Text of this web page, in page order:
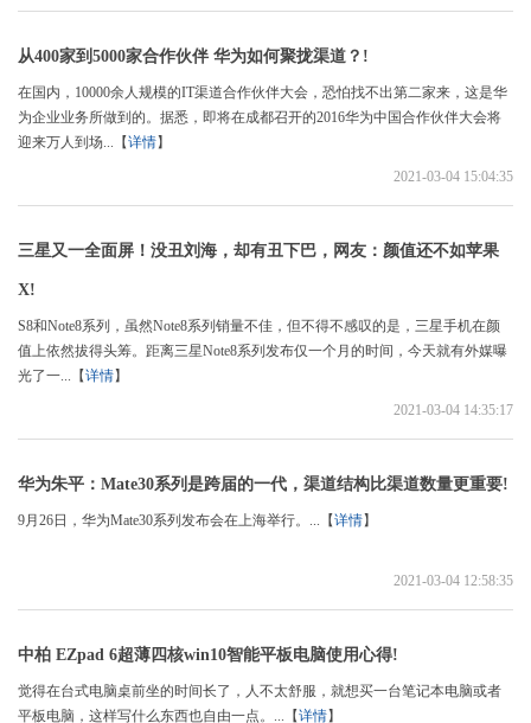
从400家到5000家合作伙伴 华为如何聚拢渠道？!
在国内，10000余人规模的IT渠道合作伙伴大会，恐怕找不出第二家来，这是华
为企业业务所做到的。据悉，即将在成都召开的2016华为中国合作伙伴大会将
迎来万人到场...【详情】
2021-03-04 15:04:35
三星又一全面屏！没丑刘海，却有丑下巴，网友：颜值还不如苹果
X!
S8和Note8系列，虽然Note8系列销量不佳，但不得不感叹的是，三星手机在颜
值上依然拔得头筹。距离三星Note8系列发布仅一个月的时间，今天就有外媒曝
光了一...【详情】
2021-03-04 14:35:17
华为朱平：Mate30系列是跨届的一代，渠道结构比渠道数量更重要!
9月26日，华为Mate30系列发布会在上海举行。...【详情】
2021-03-04 12:58:35
中柏 EZpad 6超薄四核win10智能平板电脑使用心得!
觉得在台式电脑桌前坐的时间长了，人不太舒服，就想买一台笔记本电脑或者
平板电脑，这样写什么东西也自由一点。...【详情】